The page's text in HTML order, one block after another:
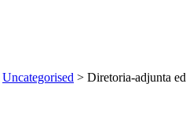
Uncategorised > Diretoria-adjunta